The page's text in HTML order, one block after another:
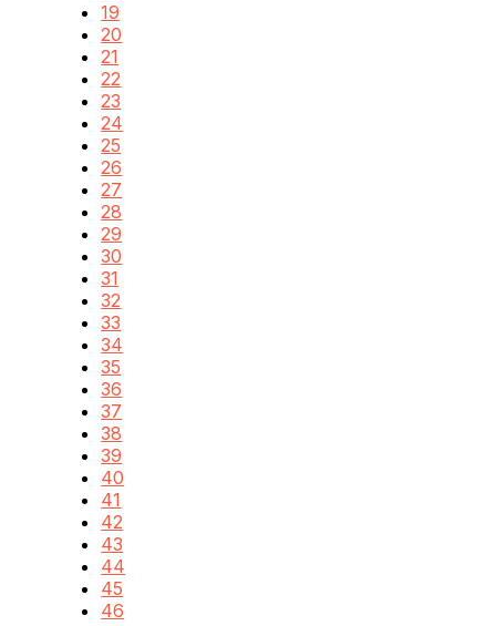
19
20
21
22
23
24
25
26
27
28
29
30
31
32
33
34
35
36
37
38
39
40
41
42
43
44
45
46